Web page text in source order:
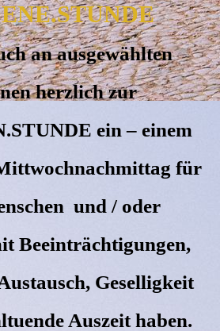
an ausgewählten
herzlich zur
ein – einem
für
und / oder
Beeinträchtigungen,
Geselligkeit
Auszeit haben.